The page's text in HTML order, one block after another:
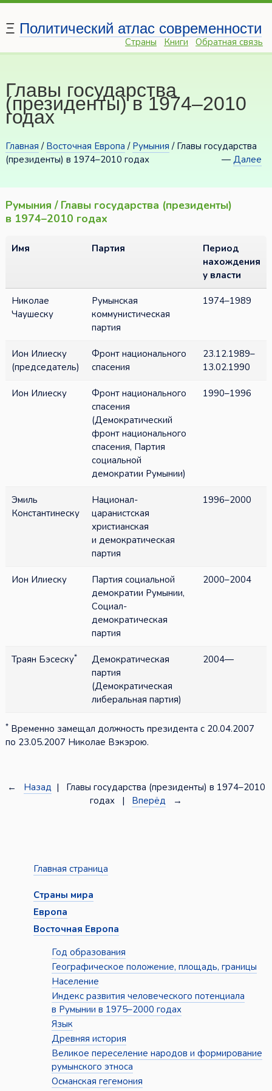
Ξ Политический атлас современности
Страны Книги Обратная связь
Главы государства
(президенты) в 1974–2010
годах
Главная / Восточная Европа / Румыния / Главы государства
(президенты) в 1974–2010 годах
—Далее
Румыния / Главы государства (президенты)
в 1974–2010 годах
Имя Партия
Период
нахождения
у власти
Николае
Чаушеску
Румынская
коммунистическая
партия
1974–1989
Ион Илиеску
(председатель)
Фронт национального
спасения
23.12.1989–
13.02.1990
Ион Илиеску
Фронт национального
спасения
(Демократический
фронт национального
спасения, Партия
социальной
демократии Румынии)
1990–1996
Эмиль
Константинеску
Национал-
царанистская
христианская
и демократическая
партия
1996–2000
Ион Илиеску
Партия социальной
демократии Румынии,
Социал-
демократическая
партия
2000–2004
Траян Бэсеску*
Демократическая
партия
(Демократическая
либеральная партия)
2004—
*Временно замещал должность президента с 20.04.2007
по 23.05.2007 Николае Вэкэрою.
← Назад | Главы государства (президенты) в 1974–2010
годах | Вперёд →
Главная страница
Страны мира
Европа
Восточная Европа
Год образования
Географическое положение, площадь, границы
Население
Индекс развития человеческого потенциала
в Румынии в 1975–2000 годах
Язык
Древняя история
Великое переселение народов и формирование
румынского этноса
Османская гегемония